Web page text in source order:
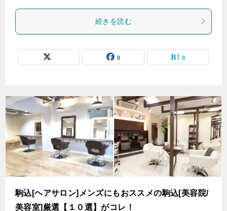
続きを読む
0 0
駒込[ヘアサロン]メンズにもおススメの駒込[美容院/
美容室]厳選【１０選】がコレ！